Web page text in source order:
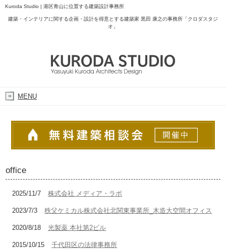
Kuroda Studio | 港区青山に位置する建築設計事務所
建築・インテリアに関する企画・設計を得意とする建築家 黒田 康之の事務所「クロダスタジ
オ」
MENU
office
2025/11/7 株式会社 メディア・ラボ
2023/7/3 秩父ケミカル株式会社北関東事業所_木造大空間オフィス
2020/8/18 光製薬 本社第2ビル
2015/10/15 千代田区の法律事務所